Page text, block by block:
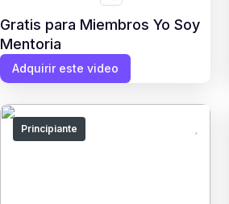
Gratis para Miembros Yo Soy
Mentoria
Adquirir este video
Principiante